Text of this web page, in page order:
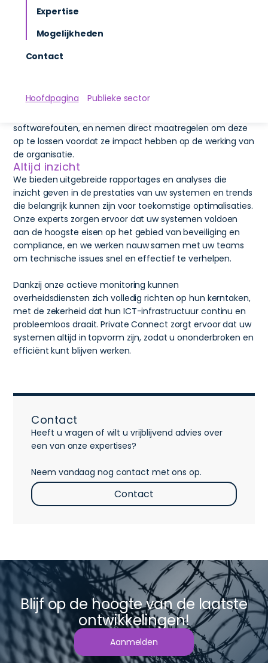
Expertise
Mogelijkheden
Contact
Hoofdpagina Publieke sector
ingrijpen bij eventuele storingen of afwijkingen. Dit
systemen, wat essentieel is voor de continuïteit van
overheidsprocessen.
24/7 controle
potentiële problemen in een vroeg stadium, zoals
softwarefouten, en nemen direct maatregelen om deze
op te lossen voordat ze impact hebben op de werking van
de organisatie.
Altijd inzicht
We bieden uitgebreide rapportages en analyses die
inzicht geven in de prestaties van uw systemen en trends
die belangrijk kunnen zijn voor toekomstige optimalisaties.
Onze experts zorgen ervoor dat uw systemen voldoen
aan de hoogste eisen op het gebied van beveiliging en
compliance, en we werken nauw samen met uw teams
om technische issues snel en effectief te verhelpen.
Dankzij onze actieve monitoring kunnen
overheidsdiensten zich volledig richten op hun kerntaken,
met de zekerheid dat hun ICT-infrastructuur continu en
probleemloos draait. Private Connect zorgt ervoor dat uw
systemen altijd in topvorm zijn, zodat u ononderbroken en
efficiënt kunt blijven werken.
Contact
Heeft u vragen of wilt u vrijblijvend advies over
een van onze expertises?
Neem vandaag nog contact met ons op.
Contact
Blijf op de hoogte van de laatste
ontwikkelingen!
Aanmelden